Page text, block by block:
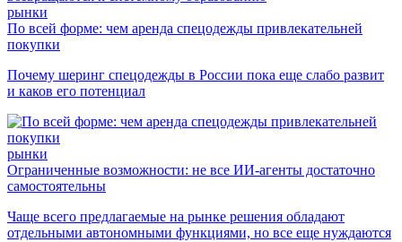
рынки
По всей форме: чем аренда спецодежды привлекательней
покупки
Почему шеринг спецодежды в России пока еще слабо развит
и каков его потенциал
рынки
Ограниченные возможности: не все ИИ-агенты достаточно
самостоятельны
Чаще всего предлагаемые на рынке решения обладают
отдельными автономными функциями, но все еще нуждаются